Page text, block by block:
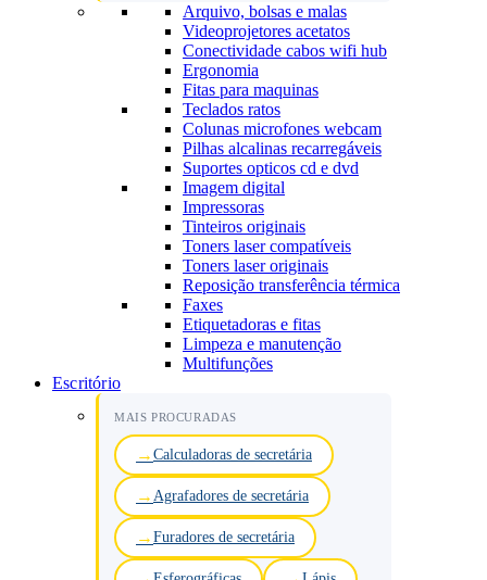
Arquivo, bolsas e malas
Videoprojetores acetatos
Conectividade cabos wifi hub
Ergonomia
Fitas para maquinas
Teclados ratos
Colunas microfones webcam
Pilhas alcalinas recarregáveis
Suportes opticos cd e dvd
Imagem digital
Impressoras
Tinteiros originais
Toners laser compatíveis
Toners laser originais
Reposição transferência térmica
Faxes
Etiquetadoras e fitas
Limpeza e manutenção
Multifunções
Escritório
MAIS PROCURADAS
Calculadoras de secretária
Agrafadores de secretária
Furadores de secretária